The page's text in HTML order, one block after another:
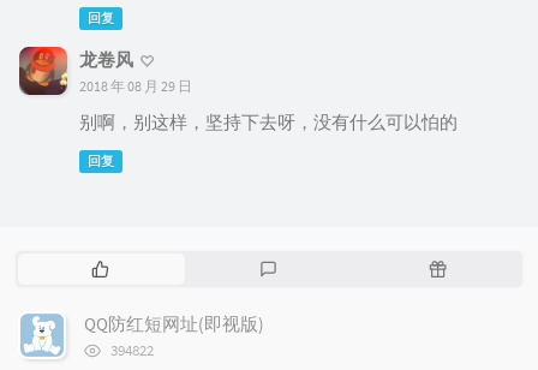
回复
龙卷风
2018 年 08 月 29 日
别啊，别这样，坚持下去呀，没有什么可以怕的
回复
热
文
章
随
QQ防红短网址(即视版)
浏
394822